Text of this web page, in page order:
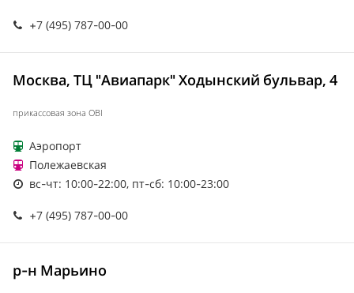
+7 (495) 787-00-00
Москва, ТЦ "Авиапарк" Ходынский бульвар, 4
прикассовая зона OBI
Аэропорт
Полежаевская
вс-чт: 10:00-22:00, пт-сб: 10:00-23:00
+7 (495) 787-00-00
р-н Марьино